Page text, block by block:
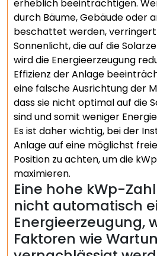
erheblich beeinträchtigen.
durch Bäume, Gebäude oder
beschattet werden, verringert
Sonnenlicht, die auf die
wird die Energieerzeugung
Effizienz der Anlage
eine falsche Ausrichtung der
dass sie nicht optimal auf die
sind und somit weniger
Es ist daher wichtig, bei der
Anlage auf eine möglichst
Position zu achten, um die
maximieren.
Eine hohe kWp-
nicht automatisch
Energieerzeugung,
Faktoren wie